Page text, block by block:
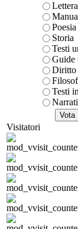
Poesia
Storia
Testi
Guide
Diritto
Testi
Visitatori